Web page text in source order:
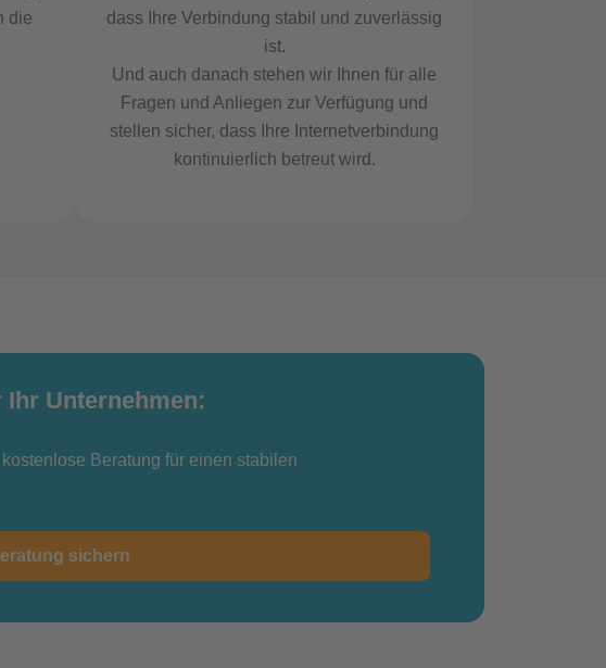
die
dass Ihre Verbindung stabil und zuverlässig
ist.
Und auch danach stehen wir Ihnen für alle
Fragen und Anliegen zur Verfügung und
stellen sicher, dass Ihre Internetverbindung
kontinuierlich betreut wird.
Unternehmen:
Beratung für einen stabilen
sichern